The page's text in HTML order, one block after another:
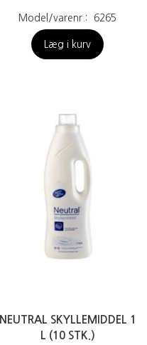
Model/varenr.: 6265
Læg i kurv
NEUTRAL SKYLLEMIDDEL 1
L (10 STK.)